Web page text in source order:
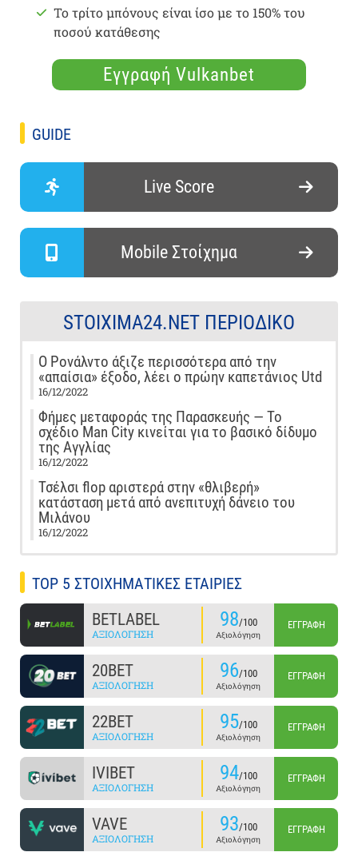
Το τρίτο μπόνους είναι ίσο με το 150% του
ποσού κατάθεσης
Εγγραφή Vulkanbet
GUIDE
Live Score
Mobile Στοίχημα
STOIXIMA24.NET ΠΕΡΙΟΔΙΚΌ
Ο Ρονάλντο άξιζε περισσότερα από την
«απαίσια» έξοδο, λέει ο πρώην καπετάνιος Utd
16/12/2022
Φήμες μεταφοράς της Παρασκευής — Το
σχέδιο Man City κινείται για το βασικό δίδυμο
της Αγγλίας
16/12/2022
Τσέλσι flop αριστερά στην «θλιβερή»
κατάσταση μετά από ανεπιτυχή δάνειο του
Μιλάνου
16/12/2022
TOP 5 ΣΤΟΙΧΗΜΑΤΙΚΕΣ ΕΤΑΙΡΙΕΣ
BETLABEL
ΑΞΙΟΛΌΓΗΣΗ
98/100
Αξιολόγηση
ΕΓΓΡΑΦΉ
20BET
ΑΞΙΟΛΌΓΗΣΗ
96/100
Αξιολόγηση
ΕΓΓΡΑΦΉ
22BET
ΑΞΙΟΛΌΓΗΣΗ
95/100
Αξιολόγηση
ΕΓΓΡΑΦΉ
IVIBET
ΑΞΙΟΛΌΓΗΣΗ
94/100
Αξιολόγηση
ΕΓΓΡΑΦΉ
VAVE
ΑΞΙΟΛΌΓΗΣΗ
93/100
Αξιολόγηση
ΕΓΓΡΑΦΉ